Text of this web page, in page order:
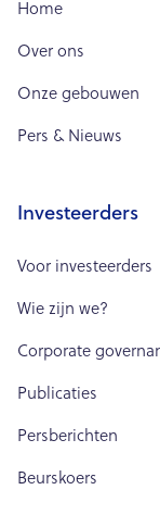
Home
Over ons
Onze gebouwen
Pers & Nieuws
Investeerders
Voor investeerders
Wie zijn we?
Corporate
Publicaties
Persberichten
Beurskoers